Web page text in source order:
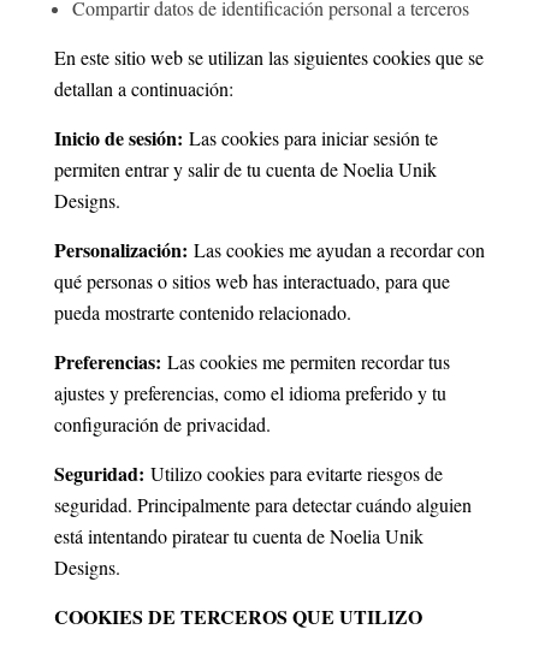
Compartir datos de identificación personal a terceros
En este sitio web se utilizan las siguientes cookies que se
detallan a continuación:
Inicio de sesión: Las cookies para iniciar sesión te
permiten entrar y salir de tu cuenta de Noelia Unik
Designs.
Personalización: Las cookies me ayudan a recordar con
qué personas o sitios web has interactuado, para que
pueda mostrarte contenido relacionado.
Preferencias: Las cookies me permiten recordar tus
ajustes y preferencias, como el idioma preferido y tu
configuración de privacidad.
Seguridad: Utilizo cookies para evitarte riesgos de
seguridad. Principalmente para detectar cuándo alguien
está intentando piratear tu cuenta de Noelia Unik
Designs.
COOKIES DE TERCEROS QUE UTILIZO